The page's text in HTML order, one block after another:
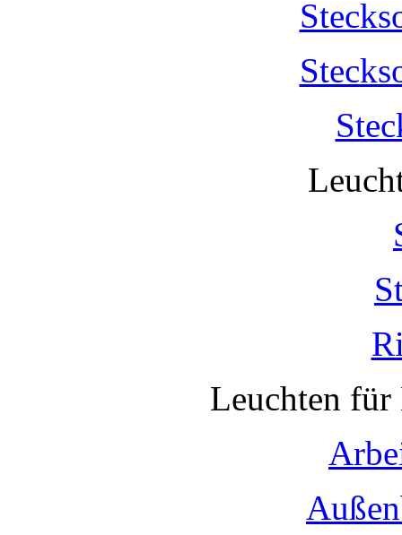
Leuchten für